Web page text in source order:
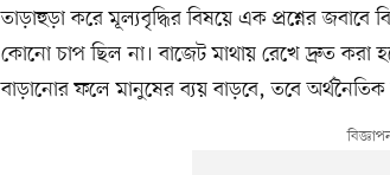
তাড়াহুড়া করে মূল্যবৃদ্ধির বিষয়ে এক প্রশ্নের
কোনো চাপ ছিল না। বাজেট মাথায় রেখে দ্রুত করা
বাড়ানোর ফলে মানুষের ব্যয় বাড়বে, তবে